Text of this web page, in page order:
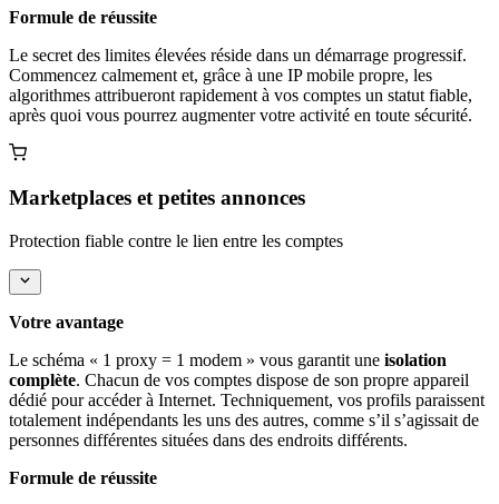
Formule de réussite
Le secret des limites élevées réside dans un démarrage progressif.
Commencez calmement et, grâce à une IP mobile propre, les
algorithmes attribueront rapidement à vos comptes un statut fiable,
après quoi vous pourrez augmenter votre activité en toute sécurité.
Marketplaces et petites annonces
Protection fiable contre le lien entre les comptes
Votre avantage
Le schéma « 1 proxy = 1 modem » vous garantit une isolation
complète. Chacun de vos comptes dispose de son propre appareil
dédié pour accéder à Internet. Techniquement, vos profils paraissent
totalement indépendants les uns des autres, comme s’il s’agissait de
personnes différentes situées dans des endroits différents.
Formule de réussite